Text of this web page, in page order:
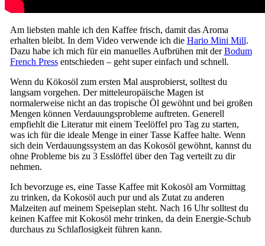
Am liebsten mahle ich den Kaffee frisch, damit das Aroma
erhalten bleibt. In dem Video verwende ich die Hario Mini Mill.
Dazu habe ich mich für ein manuelles Aufbrühen mit derBodum
French Pressentschieden – geht super einfach und schnell.
Wenn du Kökosöl zum ersten Mal ausprobierst, solltest du
langsam vorgehen. Der mitteleuropäische Magen ist
normalerweise nicht an das tropische Öl gewöhnt und bei großen
Mengen können Verdauungsprobleme auftreten. Generell
empfiehlt die Literatur mit einem Teelöffel pro Tag zu starten,
was ich für die ideale Menge in einer Tasse Kaffee halte. Wenn
sich dein Verdauungssystem an das Kokosöl gewöhnt, kannst du
ohne Probleme bis zu 3 Esslöffel über den Tag verteilt zu dir
nehmen.
Ich bevorzuge es, eine Tasse Kaffee mit Kokosöl am Vormittag
zu trinken, da Kokosöl auch pur und als Zutat zu anderen
Malzeiten auf meinem Speiseplan steht. Nach 16 Uhr solltest du
keinen Kaffee mit Kokosöl mehr trinken, da dein Energie-Schub
durchaus zu Schlaflosigkeit führen kann.